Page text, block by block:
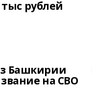
рублей
Башкирии
на СВО